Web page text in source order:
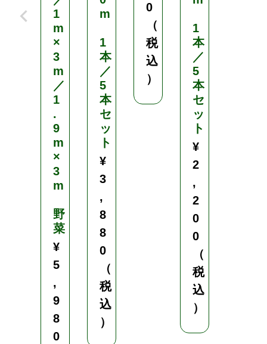
1
m
×
3
m
／
1
.
9
m
×
3
m
野
菜
¥
5
,
9
8
0
m
1
本
／
5
本
セ
ッ
ト
¥
3
,
8
8
0
（
税
込
）
0
（
税
込
）
1
本
／
5
本
セ
ッ
ト
¥
2
,
2
0
0
（
税
込
）